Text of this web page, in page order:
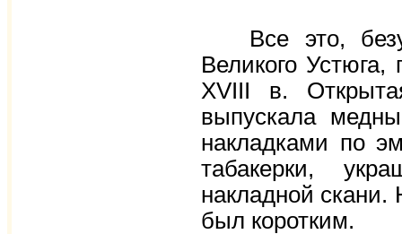
Все это,
Великого Устюга,
XVIII в.
выпускала
накладками по
табакерки,
накладной скани.
был коротким.